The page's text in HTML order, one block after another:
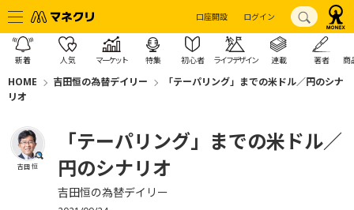
口座開設 ログイン
新着 人気 マーケット 特集 初心者 ライフデザイン 連載 著者 商
HOME 吉田恒の為替デイリー
「テーパリング」までの米ドル／円のシナ
リオ
吉田 恒
「テーパリング」までの米ドル／
円のシナリオ
吉田恒の為替デイリー